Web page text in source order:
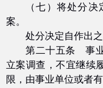
（七）将处分
案。
处分决定自作出之
第二十五条 事
立案调查，不宜继续
限，由事业单位或者